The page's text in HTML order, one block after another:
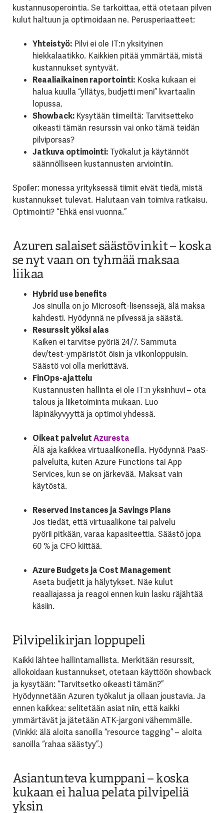
kustannusoperointia. Se tarkoittaa, että otetaan pilven
kulut haltuun ja optimoidaan ne. Perusperiaatteet:
Yhteistyö:Pilvi ei ole IT:n yksityinen
hiekkalaatikko. Kaikkien pitää ymmärtää, mistä
kustannukset syntyvät.
Reaaliaikainen raportointi:Koska kukaan ei
halua kuulla “yllätys, budjetti meni” kvartaalin
lopussa.
Showback: Kysytään tiimeiltä: Tarvitsetteko
oikeasti tämän resurssin vai onko tämä teidän
pilviporsas?
Jatkuva optimointi:Työkalut ja käytännöt
säännölliseen kustannusten arviointiin.
Spoiler: monessa yrityksessä tiimit eivät tiedä, mistä
kustannukset tulevat. Halutaan vain toimiva ratkaisu.
Optimointi? “Ehkä ensi vuonna.”
Azuren salaiset säästövinkit – koska
se nyt vaan on tyhmää maksaa
liikaa
Hybrid use benefits
Jos sinulla on jo Microsoft-lisenssejä, älä maksa
kahdesti. Hyödynnä ne pilvessä ja säästä.
Resurssit yöksi alas
Kaiken ei tarvitse pyöriä 24/7. Sammuta
dev/test-ympäristöt öisin ja viikonloppuisin.
Säästö voi olla merkittävä.
FinOps-ajattelu
Kustannusten hallinta ei ole IT:n yksinhuvi – ota
talous ja liiketoiminta mukaan. Luo
läpinäkyvyyttä ja optimoi yhdessä.
Oikeat palvelutAzuresta
Älä aja kaikkea virtuaalikoneilla. Hyödynnä PaaS-
palveluita, kuten Azure Functions tai App
Services, kun se on järkevää. Maksat vain
käytöstä.
Reserved Instances ja Savings Plans
Jos tiedät, että virtuaalikone tai palvelu
pyörii pitkään, varaa kapasiteettia. Säästö jopa
60 % ja CFO kiittää.
Azure Budgets ja Cost Management
Aseta budjetit ja hälytykset. Näe kulut
reaaliajassa ja reagoi ennen kuin lasku räjähtää
käsiin.
Pilvipelikirjan loppupeli
Kaikki lähtee hallintamallista. Merkitään resurssit,
allokoidaan kustannukset, otetaan käyttöön showback
ja kysytään: “Tarvitsetko oikeasti tämän?”
Hyödynnetään Azuren työkalut ja ollaan joustavia. Ja
ennen kaikkea: selitetään asiat niin, että kaikki
ymmärtävät ja jätetään ATK-jargoni vähemmälle.
(Vinkki: älä aloita sanoilla “resource tagging” – aloita
sanoilla “rahaa säästyy”.)
Asiantunteva kumppani – koska
kukaan ei halua pelata pilvipeliä
yksin